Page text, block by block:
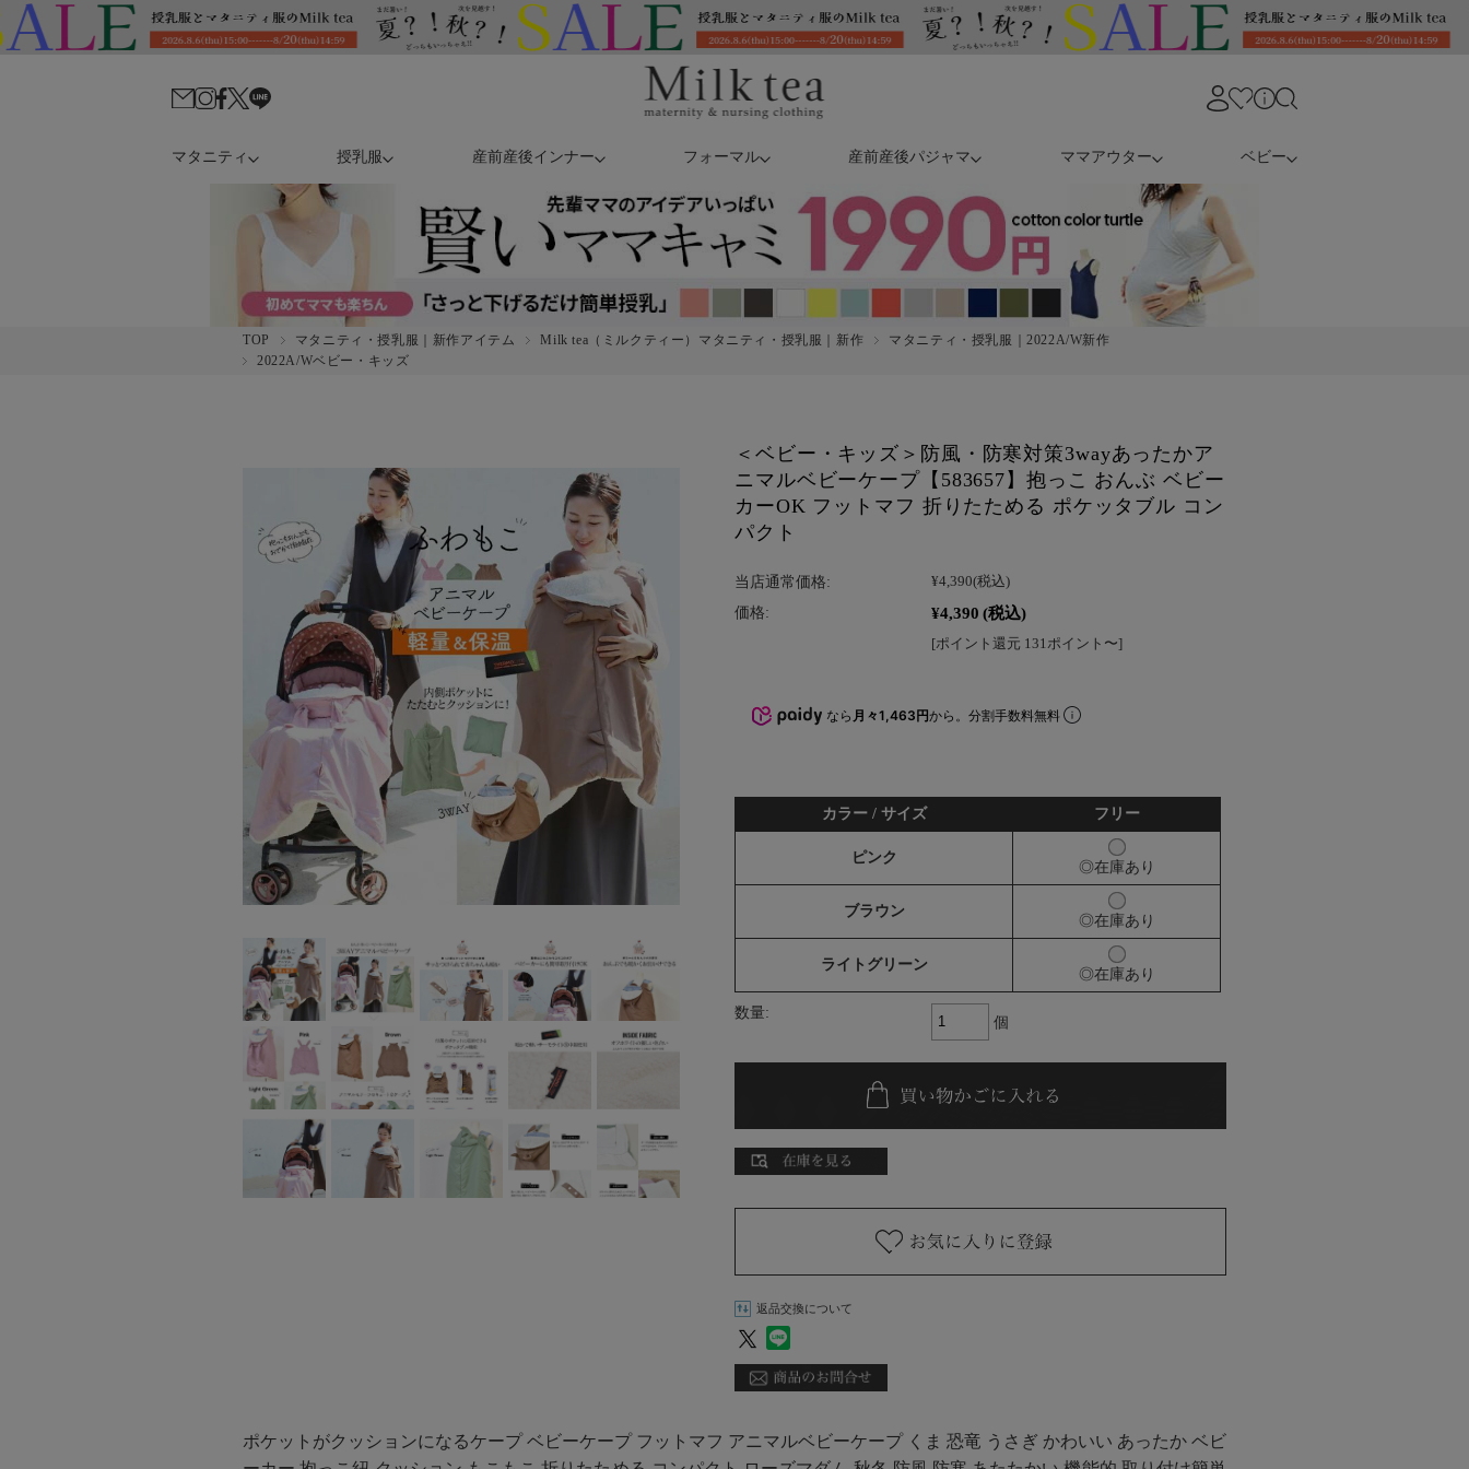
マタニティ 授乳服 産前産後インナー フォーマル 産前産後パジャマ ママアウター ベビー
TOP マタニティ・授乳服｜新作アイテム Milk tea（ミルクティー）マタニティ・授乳服｜新作
マタニティ・授乳服｜2022A/W新作
2022A/Wベビー・キッズ
＜ベビー・キッズ＞防風・防寒対策3wayあったかア
ニマルベビーケープ【583657】抱っこ おんぶ ベビー
カーOK フットマフ 折りたためる ポケッタブル コン
パクト
当店通常価格: ¥4,390(税込)
価格: ¥4,390 (税込)
[ポイント還元 131ポイント〜]
なら 月々1,463円から。分割手数料無料
カラー / サイズ フリー
ピンク
◎在庫あり
ブラウン
◎在庫あり
ライトグリーン
◎在庫あり
数量:
個
返品交換について
ポケットがクッションになるケープ ベビーケープ フットマフ アニマルベビーケープ くま 恐竜 うさぎ かわいい あったか ベビ